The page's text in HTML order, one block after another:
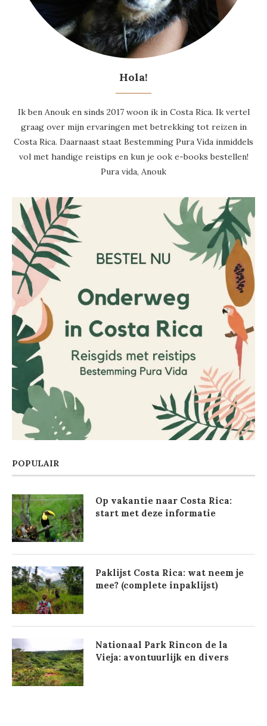
Hola!
Ik ben Anouk en sinds 2017 woon ik in Costa Rica. Ik vertel
graag over mijn ervaringen met betrekking tot reizen in
Costa Rica. Daarnaast staat Bestemming Pura Vida inmiddels
vol met handige reistips en kun je ook e-books bestellen!
Pura vida, Anouk
POPULAIR
Op vakantie naar Costa Rica:
start met deze informatie
Paklijst Costa Rica: wat neem je
mee? (complete inpaklijst)
Nationaal Park Rincon de la
Vieja: avontuurlijk en divers